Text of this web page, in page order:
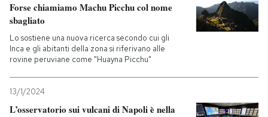
Forse chiamiamo Machu Picchu col nome
sbagliato
Lo sostiene una nuova ricerca secondo cui gli
Inca e gli abitanti della zona si riferivano alle
rovine peruviane come "Huayna Picchu"
13/1/2024
L’osservatorio sui vulcani di Napoli è nella